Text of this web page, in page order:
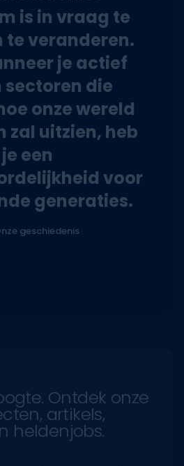
is in vraag te
te veranderen.
je actief
sectoren die
onze wereld
zal uitzien, heb
je een
voor
generaties.
geschiedenis
Ontdek onze
artikels,
heldenjobs.